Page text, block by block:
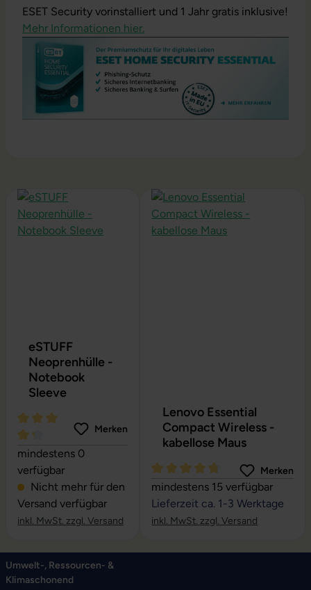
ESET Security vorinstalliert und 1 Jahr gratis inklusive!
Mehr Informationen hier.
Produktgalerie überspringen
eSTUFF
Neoprenhülle -
Notebook
Sleeve
Durchschnittliche Bewertung von 4.24 von 5 Sternen
Merken
mindestens 0
verfügbar
Nicht mehr für den
Versand verfügbar
inkl. MwSt. zzgl. Versand
Lenovo Essential
Compact Wireless -
kabellose Maus
Durchschnittliche Bewertung
Merken
mindestens 15 verfügbar
Lieferzeit ca. 1-3 Werktage
inkl. MwSt. zzgl. Versand
Umwelt-, Ressourcen- &
Klimaschonend